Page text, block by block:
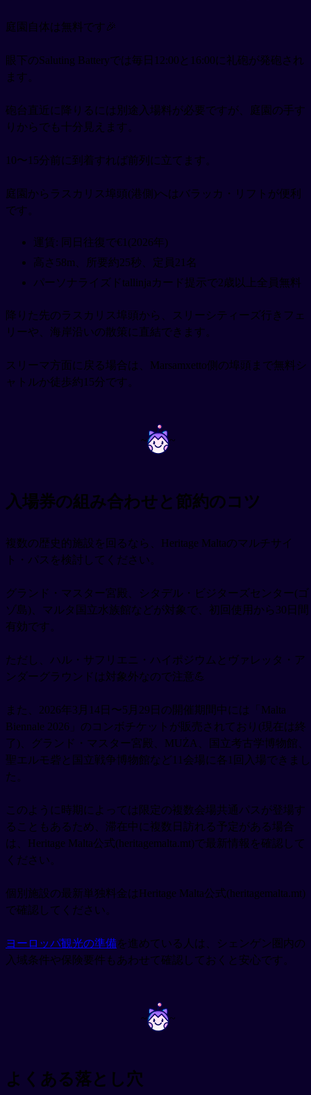
庭園自体は無料です🎉
眼下のSaluting Batteryでは毎日12:00と16:00に礼砲が発砲され
ます。
砲台直近に降りるには別途入場料が必要ですが、庭園の手す
りからでも十分見えます。
10〜15分前に到着すれば前列に立てます。
庭園からラスカリス埠頭(港側)へはバラッカ・リフトが便利
です。
運賃: 同日往復で€1(2026年)
高さ58m、所要約25秒、定員21名
パーソナライズドtallinjaカード提示で2歳以上全員無料
降りた先のラスカリス埠頭から、スリーシティーズ行きフェ
リーや、海岸沿いの散策に直結できます。
スリーマ方面に戻る場合は、Marsamxetto側の埠頭まで無料シ
ャトルか徒歩約15分です。
~ ~
入場券の組み合わせと節約のコツ
複数の歴史的施設を回るなら、Heritage Maltaのマルチサイ
ト・パスを検討してください。
グランド・マスター宮殿、シタデル・ビジターズセンター(ゴ
ゾ島)、マルタ国立水族館などが対象で、初回使用から30日間
有効です。
ただし、ハル・サフリエニ・ハイポジウムとヴァレッタ・ア
ンダーグラウンドは対象外なので注意💪
また、2026年3月14日〜5月29日の開催期間中には「Malta
Biennale 2026」のコンボチケットが販売されており(現在は終
了)、グランド・マスター宮殿、MUŻA、国立考古学博物館、
聖エルモ砦と国立戦争博物館など11会場に各1回入場できまし
た。
このように時期によっては限定の複数会場共通パスが登場す
ることもあるため、滞在中に複数日訪れる予定がある場合
は、Heritage Malta公式(heritagemalta.mt)で最新情報を確認して
ください。
個別施設の最新単独料金はHeritage Malta公式(heritagemalta.mt)
で確認してください。
ヨーロッパ観光の準備を進めている人は、シェンゲン圏内の
入域条件や保険要件もあわせて確認しておくと安心です。
~ ~
よくある落とし穴